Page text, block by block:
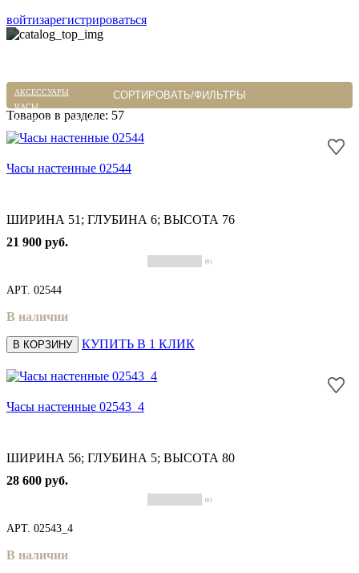
войтизарегистрироваться
АКСЕССУАРЫ
ЧАСЫ
НАСТЕННЫЕ ЧАСЫ
НАСТЕННЫЕ ЧАСЫ СО СТЕКЛОМ
СОРТИРОВАТЬ/ФИЛЬТРЫ
Товаров в разделе: 57
Часы настенные 02544
ШИРИНА 51; ГЛУБИНА 6; ВЫСОТА 76
21 900 руб.
(0)
АРТ. 02544
В наличии
В КОРЗИНУ КУПИТЬ В 1 КЛИК
Часы настенные 02543_4
ШИРИНА 56; ГЛУБИНА 5; ВЫСОТА 80
28 600 руб.
(0)
АРТ. 02543_4
В наличии